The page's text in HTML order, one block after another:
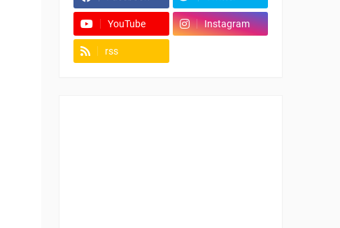
YouTube Instagram
rss